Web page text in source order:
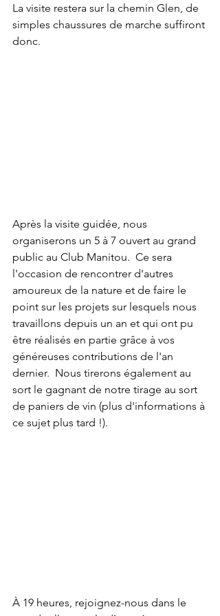
La visite restera sur la chemin Glen, de
simples chaussures de marche suffiront
donc.
Après la visite guidée, nous
organiserons un 5 à 7 ouvert au grand
public au Club Manitou.  Ce sera
l'occasion de rencontrer d'autres
amoureux de la nature et de faire le
point sur les projets sur lesquels nous
travaillons depuis un an et qui ont pu
être réalisés en partie grâce à vos
généreuses contributions de l'an
dernier.  Nous tirerons également au
sort le gagnant de notre tirage au sort
de paniers de vin (plus d'informations à
ce sujet plus tard !).
À 19 heures, rejoignez-nous dans le